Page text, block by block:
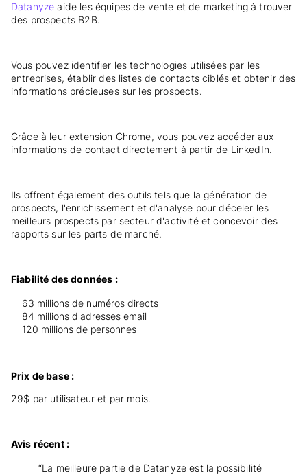
Datanyze aide les équipes de vente et de marketing à trouver
des prospects B2B.
Vous pouvez identifier les technologies utilisées par les
entreprises, établir des listes de contacts ciblés et obtenir des
informations précieuses sur les prospects.
Grâce à leur extension Chrome, vous pouvez accéder aux
informations de contact directement à partir de LinkedIn.
Ils offrent également des outils tels que la génération de
prospects, l'enrichissement et d'analyse pour déceler les
meilleurs prospects par secteur d'activité et concevoir des
rapports sur les parts de marché.
Fiabilité des données :
63 millions de numéros directs
84 millions d'adresses email
120 millions de personnes
Prix de base :
29$ par utilisateur et par mois.
Avis récent :
“La meilleure partie de Datanyze est la possibilité